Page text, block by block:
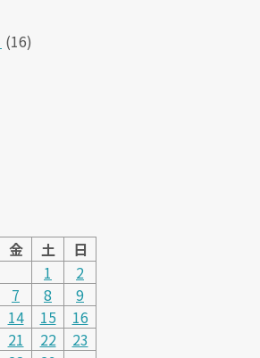
(16)
金 土
日
1
2
7 8
9
14 15
16
21 22
23